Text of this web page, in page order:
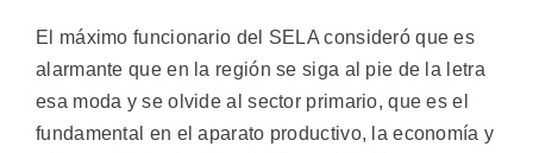
El máximo funcionario del SELA consideró que es
alarmante que en la región se siga al pie de la letra
esa moda y se olvide al sector primario, que es el
fundamental en el aparato productivo, la economía y